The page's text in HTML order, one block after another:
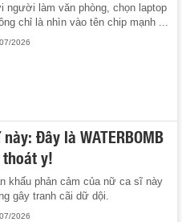
người làm văn phòng, chọn laptop
chỉ là nhìn vào tên chip mạnh ...
2026
Đây là WATERBOMB
y!
khấu phản cảm của nữ ca sĩ này
gây tranh cãi dữ dội.
2026